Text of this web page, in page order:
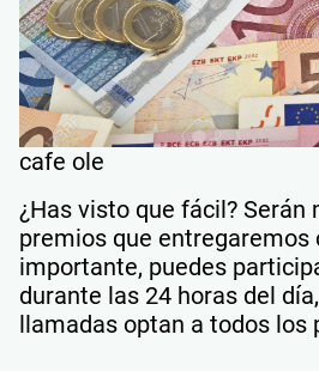
cafe ole
¿Has visto que fácil? Serán
premios que entregaremos
importante, puedes
durante las 24 horas del
llamadas optan a todos los